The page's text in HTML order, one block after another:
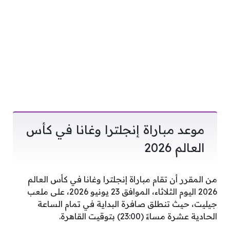
موعد مباراة إنجلترا وغانا في كأس
العالم 2026
من المقرر أن تقام مباراة إنجلترا وغانا في كأس العالم
2026 اليوم الثلاثاء، الموافق 23 يونيو 2026، على ملعب
جيليت، حيث تنطلق صافرة البداية في تمام الساعة
الحادية عشرة مساءً (23:00) بتوقيت القاهرة.